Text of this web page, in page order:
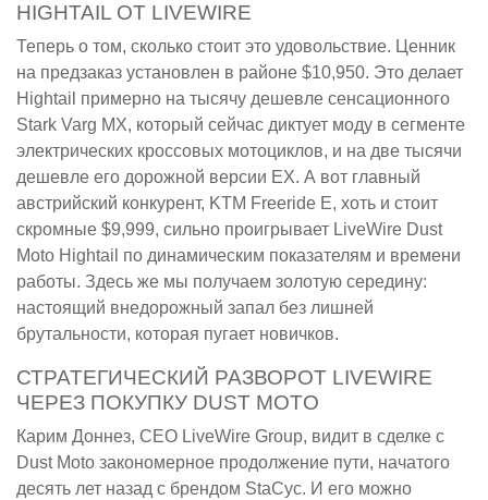
HIGHTAIL ОТ LIVEWIRE
Теперь о том, сколько стоит это удовольствие. Ценник
на предзаказ установлен в районе $10,950. Это делает
Hightail примерно на тысячу дешевле сенсационного
Stark Varg MX, который сейчас диктует моду в сегменте
электрических кроссовых мотоциклов, и на две тысячи
дешевле его дорожной версии EX. А вот главный
австрийский конкурент, KTM Freeride E, хоть и стоит
скромные $9,999, сильно проигрывает LiveWire Dust
Moto Hightail по динамическим показателям и времени
работы. Здесь же мы получаем золотую середину:
настоящий внедорожный запал без лишней
брутальности, которая пугает новичков.
СТРАТЕГИЧЕСКИЙ РАЗВОРОТ LIVEWIRE
ЧЕРЕЗ ПОКУПКУ DUST MOTO
Карим Доннез, CEO LiveWire Group, видит в сделке с
Dust Moto закономерное продолжение пути, начатого
десять лет назад с брендом StaCyc. И его можно